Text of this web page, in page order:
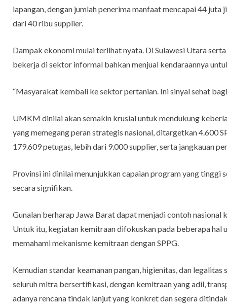
lapangan, dengan jumlah penerima manfaat mencapai 44
dari 40 ribu supplier.
Dampak ekonomi mulai terlihat nyata. Di Sulawesi Utara
bekerja di sektor informal bahkan menjual kendaraannya
“Masyarakat kembali ke sektor pertanian. Ini sinyal sehat
UMKM dinilai akan semakin krusial untuk mendukung
yang memegang peran strategis nasional, ditargetkan 4.600
179.609 petugas, lebih dari 9.000 supplier, serta jangkauan
Provinsi ini dinilai menunjukkan capaian program yang tinggi
secara signifikan.
Gunalan berharap Jawa Barat dapat menjadi contoh
Untuk itu, kegiatan kemitraan difokuskan pada beberapa
memahami mekanisme kemitraan dengan SPPG.
Kemudian standar keamanan pangan, higienitas, dan legalitas
seluruh mitra bersertifikasi, dengan kemitraan yang adil,
adanya rencana tindak lanjut yang konkret dan segera